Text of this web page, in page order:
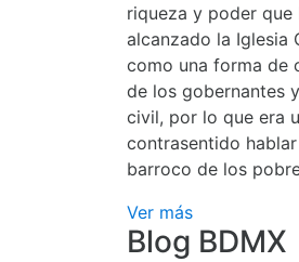
riqueza y poder que
alcanzado la Iglesia
como una forma de
de los gobernantes
civil, por lo que era
contrasentido
barroco de los
Ver más
Blog BDMX